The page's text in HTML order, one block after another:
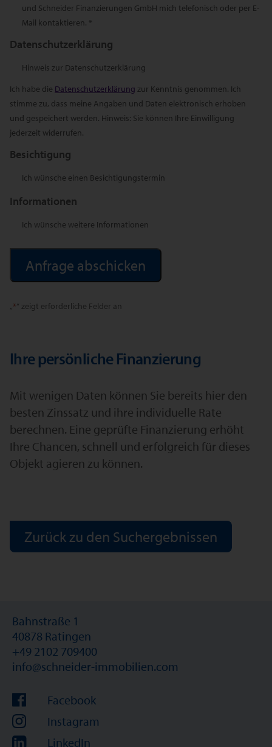
„*“ zeigt erforderliche Felder an
und Schneider Finanzierungen GmbH mich telefonisch oder per E-
Mail kontaktieren. *
Datenschutzerklärung
Hinweis zur Datenschutzerklärung
Ich habe die Datenschutzerklärung zur Kenntnis genommen. Ich
stimme zu, dass meine Angaben und Daten elektronisch erhoben
und gespeichert werden. Hinweis: Sie können Ihre Einwilligung
jederzeit widerrufen.
Besichtigung
Ich wünsche einen Besichtigungstermin
Informationen
Ich wünsche weitere Informationen
Ihre persönliche Finanzierung
Mit wenigen Daten können Sie bereits hier den
besten Zinssatz und ihre individuelle Rate
berechnen. Eine geprüfte Finanzierung erhöht
Ihre Chancen, schnell und erfolgreich für dieses
Objekt agieren zu können.
Zurück zu den Suchergebnissen
Bahnstraße 1
40878 Ratingen
+49 2102 709400
info@schneider-immobilien.com
Facebook
Instagram
LinkedIn